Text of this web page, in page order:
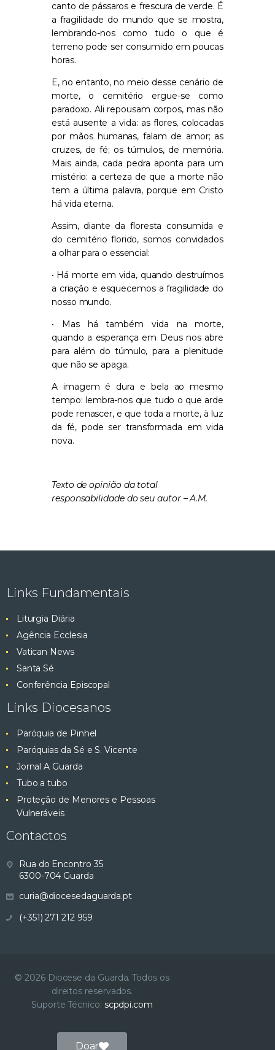
canto de pássaros e frescura de verde. É
a fragilidade do mundo que se mostra,
lembrando-nos como tudo o que é
terreno pode ser consumido em poucas
horas.
E, no entanto, no meio desse cenário de
morte, o cemitério ergue-se como
paradoxo. Ali repousam corpos, mas não
está ausente a vida: as flores, colocadas
por mãos humanas, falam de amor; as
cruzes, de fé; os túmulos, de memória.
Mais ainda, cada pedra aponta para um
mistério: a certeza de que a morte não
tem a última palavra, porque em Cristo
há vida eterna.
Assim, diante da floresta consumida e
do cemitério florido, somos convidados
a olhar para o essencial:
• Há morte em vida, quando destruímos
a criação e esquecemos a fragilidade do
nosso mundo.
• Mas há também vida na morte,
quando a esperança em Deus nos abre
para além do túmulo, para a plenitude
que não se apaga.
A imagem é dura e bela ao mesmo
tempo: lembra-nos que tudo o que arde
pode renascer, e que toda a morte, à luz
da fé, pode ser transformada em vida
nova.
Texto de opinião da total
responsabilidade do seu autor – A.M.
Links Fundamentais
Liturgia Diária
Agência Ecclesia
Vatican News
Santa Sé
Conferência Episcopal
Links Diocesanos
Paróquia de Pinhel
Paróquias da Sé e S. Vicente
Jornal A Guarda
Tubo a tubo
Proteção de Menores e Pessoas
Vulneráveis
Contactos
Rua do Encontro 35
6300-704 Guarda
curia@diocesedaguarda.pt
(+351) 271 212 959
© 2026 Diocese da Guarda. Todos os
direitos reservados.
Suporte Técnico: scpdpi.com
Doar